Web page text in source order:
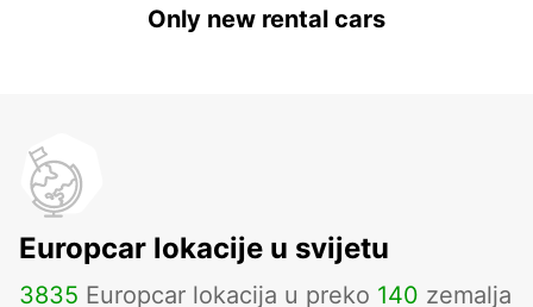
Only new rental cars
Europcar lokacije u svijetu
3835 Europcar lokacija u preko 140 zemalja